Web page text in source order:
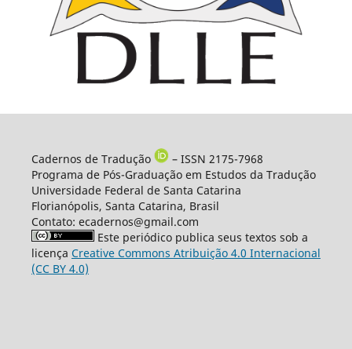
Cadernos de Tradução
– ISSN 2175-7968
Programa de Pós-Graduação em Estudos da Tradução
Universidade Federal de Santa Catarina
Florianópolis, Santa Catarina, Brasil
Contato: ecadernos@gmail.com
Este periódico publica seus textos sob a
licença Creative Commons Atribuição 4.0 Internacional
(CC BY 4.0)